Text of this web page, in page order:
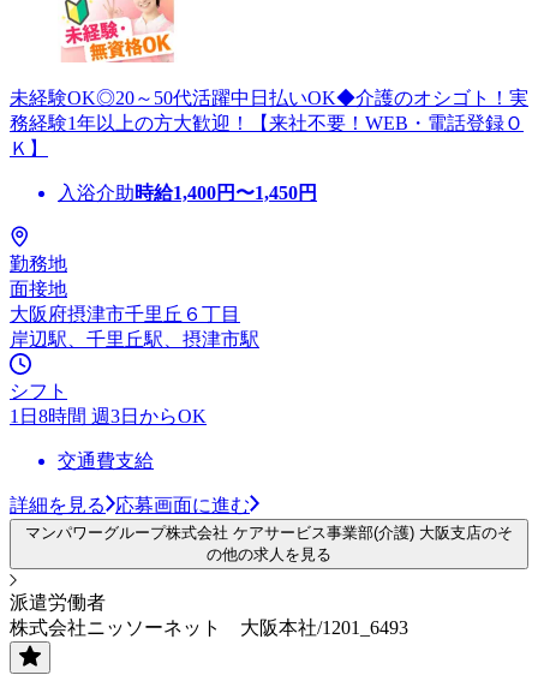
未経験OK◎20～50代活躍中日払いOK◆介護のオシゴト！実
務経験1年以上の方大歓迎！【来社不要！WEB・電話登録Ｏ
Ｋ】
入浴介助時給1,400円〜1,450円
勤務地
面接地
大阪府摂津市千里丘６丁目
岸辺駅、千里丘駅、摂津市駅
シフト
1日8時間 週3日からOK
交通費支給
詳細を見る 応募画面に進む
マンパワーグループ株式会社 ケアサービス事業部(介護) 大阪支店のそ
の他の求人を見る
派遣労働者
株式会社ニッソーネット 大阪本社/1201_6493